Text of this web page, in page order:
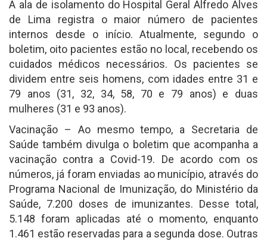
A ala de isolamento do Hospital Geral Alfredo Alves
de Lima registra o maior número de pacientes
internos desde o início. Atualmente, segundo o
boletim, oito pacientes estão no local, recebendo os
cuidados médicos necessários. Os pacientes se
dividem entre seis homens, com idades entre 31 e
79 anos (31, 32, 34, 58, 70 e 79 anos) e duas
mulheres (31 e 93 anos).
Vacinação – Ao mesmo tempo, a Secretaria de
Saúde também divulga o boletim que acompanha a
vacinação contra a Covid-19. De acordo com os
números, já foram enviadas ao município, através do
Programa Nacional de Imunização, do Ministério da
Saúde, 7.200 doses de imunizantes. Desse total,
5.148 foram aplicadas até o momento, enquanto
1.461 estão reservadas para a segunda dose. Outras